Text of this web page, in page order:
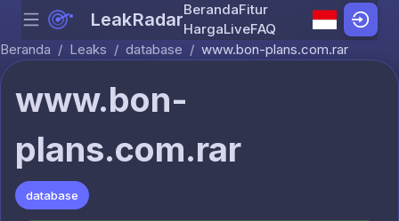
Skip to content
Menu LeakRadarBerandaFitur
HargaLiveFAQ
Beranda / Leaks / database / www.bon-plans.com.rar
www.bon-
plans.com.rar
database